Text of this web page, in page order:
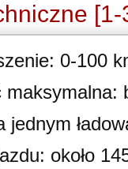
[1-
0-100
maksymalna:
jednym
około